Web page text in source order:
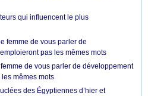
qui influencent le plus
femme de vous parler de
pas les mêmes mots
de vous parler de développement
mêmes mots
des Égyptiennes d’hier et